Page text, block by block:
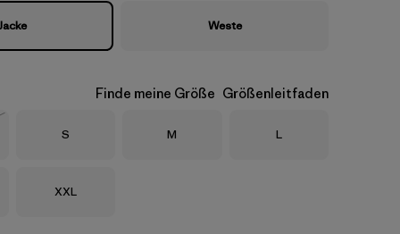
Weste
Finde meine Größe Größenleitfaden
Größe
S Größe
M Größe
L
Größe
XXL